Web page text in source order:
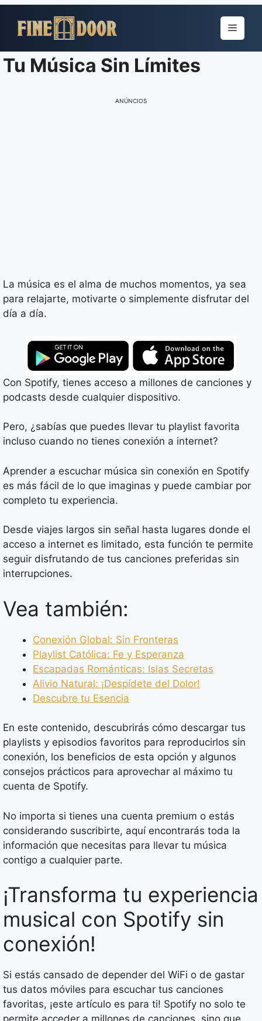
para
conteúdo
Menu
Tu Música Sin Límites
ANÚNCIOS
La música es el alma de muchos momentos, ya sea
para relajarte, motivarte o simplemente disfrutar del
día a día.
Con Spotify, tienes acceso a millones de canciones y
podcasts desde cualquier dispositivo.
Pero, ¿sabías que puedes llevar tu playlist favorita
incluso cuando no tienes conexión a internet?
Aprender a escuchar música sin conexión en Spotify
es más fácil de lo que imaginas y puede cambiar por
completo tu experiencia.
Desde viajes largos sin señal hasta lugares donde el
acceso a internet es limitado, esta función te permite
seguir disfrutando de tus canciones preferidas sin
interrupciones.
Vea también:
Conexión Global: Sin Fronteras
Playlist Católica: Fe y Esperanza
Escapadas Románticas: Islas Secretas
Alivio Natural: ¡Despídete del Dolor!
Descubre tu Esencia
En este contenido, descubrirás cómo descargar tus
playlists y episodios favoritos para reproducirlos sin
conexión, los beneficios de esta opción y algunos
consejos prácticos para aprovechar al máximo tu
cuenta de Spotify.
No importa si tienes una cuenta premium o estás
considerando suscribirte, aquí encontrarás toda la
información que necesitas para llevar tu música
contigo a cualquier parte.
¡Transforma tu experiencia
musical con Spotify sin
conexión!
Si estás cansado de depender del WiFi o de gastar
tus datos móviles para escuchar tus canciones
favoritas, ¡este artículo es para ti! Spotify no solo te